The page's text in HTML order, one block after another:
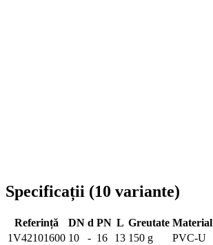
Specificații (10 variante)
Referință DN d PN L Greutate Material
1V42101600 10 - 16 13 150 g
PVC-U